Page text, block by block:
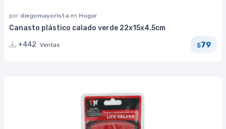
por diegomayorista en Hogar
Canasto plástico calado verde 22x15x4.5cm
+442 Ventas $79